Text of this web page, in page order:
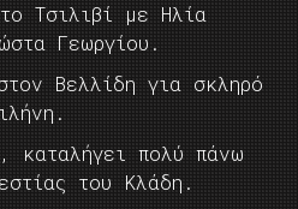
Τσιλιβί με Ηλία
Γεωργίου.
Βελλίδη για σκληρό
καταλήγει πολύ πάνω
του Κλάδη.